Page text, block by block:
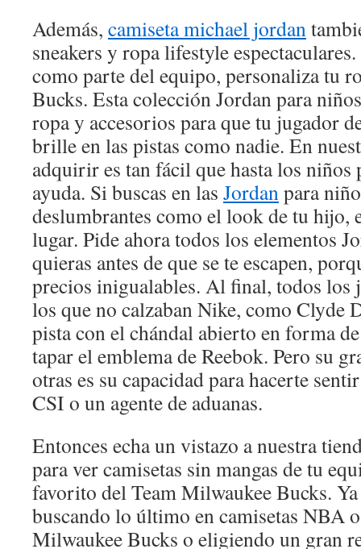
Además, camiseta michael jordan
sneakers y ropa lifestyle
como parte del equipo, personaliza tu
Bucks. Esta colección Jordan para
ropa y accesorios para que tu jugador
brille en las pistas como nadie. En
adquirir es tan fácil que hasta los niños
ayuda. Si buscas en las Jordanpara
deslumbrantes como el look de tu hijo,
lugar. Pide ahora todos los elementos
quieras antes de que se te escapen,
precios inigualables. Al final, todos los
los que no calzaban Nike, como Clyde
pista con el chándal abierto en forma
tapar el emblema de Reebok. Pero su
otras es su capacidad para hacerte
CSI o un agente de aduanas.
Entonces echa un vistazo a nuestra
para ver camisetas sin mangas de tu
favorito del Team Milwaukee Bucks. Ya
buscando lo último en camisetas NBA
Milwaukee Bucks o eligiendo un gran